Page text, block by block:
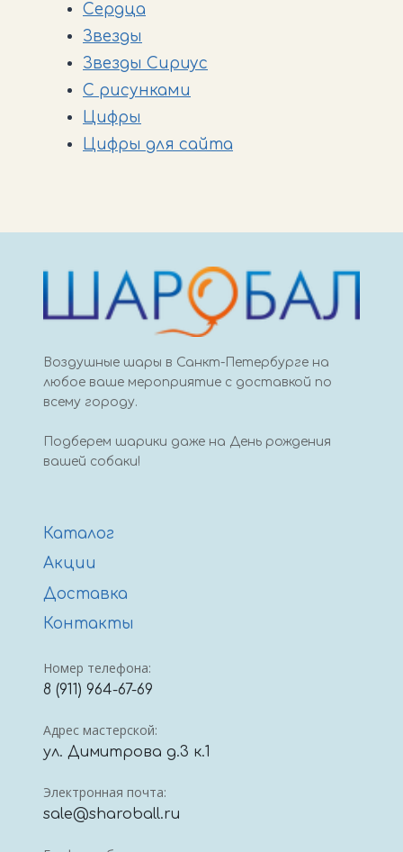
Cердца
Звезды
Звезды Сириус
С рисунками
Цифры
Цифры для сайта
Воздушные шары в Санкт-Петербурге на
любое ваше мероприятие с доставкой по
всему городу.
Подберем шарики даже на День рождения
вашей собаки!
Каталог
Акции
Доставка
Контакты
Номер телефона:
8 (911) 964-67-69
Адрес мастерской:
ул. Димитрова д.3 к.1
Электронная почта:
sale@sharoball.ru